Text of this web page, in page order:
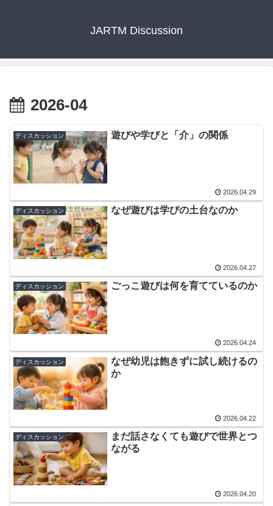
JARTM Discussion
2026-04
ディスカッション 遊びや学びと「介」の関係
2026.04.29
ディスカッション なぜ遊びは学びの土台なのか
2026.04.27
ディスカッション ごっこ遊びは何を育てているのか
2026.04.24
ディスカッション
なぜ幼児は飽きずに試し続けるの
か
2026.04.22
ディスカッション
まだ話さなくても遊びで世界とつ
ながる
2026.04.20